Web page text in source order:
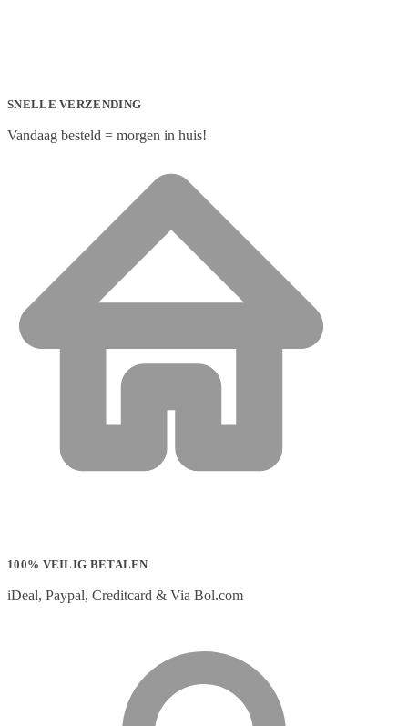
SNELLE VERZENDING
Vandaag besteld = morgen in huis!
100% VEILIG BETALEN
iDeal, Paypal, Creditcard & Via Bol.com